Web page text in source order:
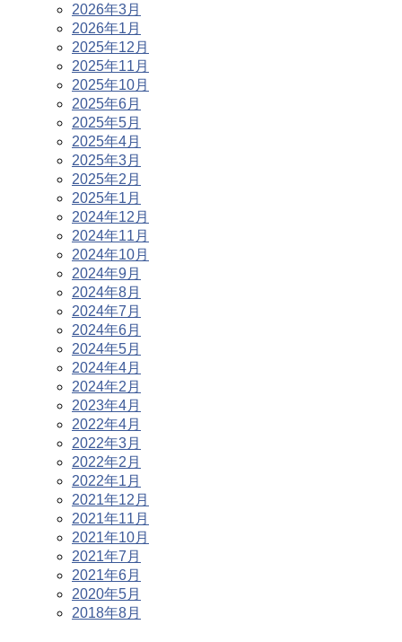
2026年3月
2026年1月
2025年12月
2025年11月
2025年10月
2025年6月
2025年5月
2025年4月
2025年3月
2025年2月
2025年1月
2024年12月
2024年11月
2024年10月
2024年9月
2024年8月
2024年7月
2024年6月
2024年5月
2024年4月
2024年2月
2023年4月
2022年4月
2022年3月
2022年2月
2022年1月
2021年12月
2021年11月
2021年10月
2021年7月
2021年6月
2020年5月
2018年8月